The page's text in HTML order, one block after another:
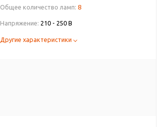
Общее количество ламп: 8
Напряжение: 210 - 250 В
Другие характеристики